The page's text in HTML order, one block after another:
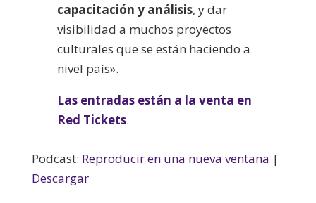
capacitación y análisis, y dar
visibilidad a muchos proyectos
culturales que se están haciendo a
nivel país».
Las entradas están a la venta en
Red Tickets.
Podcast: Reproducir en una nueva ventana |
Descargar